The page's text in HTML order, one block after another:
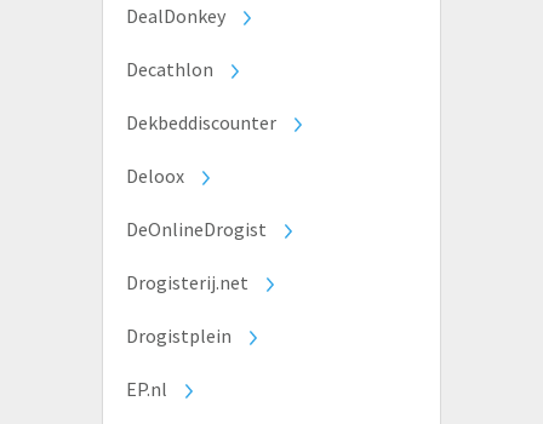
DealDonkey
Decathlon
Dekbeddiscounter
Deloox
DeOnlineDrogist
Drogisterij.net
Drogistplein
EP.nl